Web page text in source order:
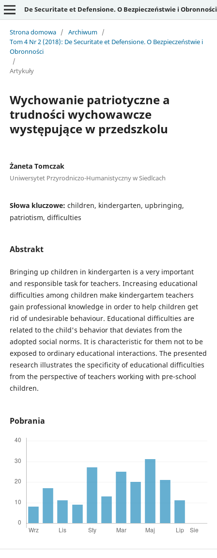
De Securitate et Defensione. O Bezpieczeństwie i Obronności
Strona domowa / Archiwum /
Tom 4 Nr 2 (2018): De Securitate et Defensione. O Bezpieczeństwie i
Obronności
/
Artykuły
Wychowanie patriotyczne a
trudności wychowawcze
występujące w przedszkolu
Żaneta Tomczak
Uniwersytet Przyrodniczo-Humanistyczny w Siedlcach
Słowa kluczowe: children, kindergarten, upbringing,
patriotism, difficulties
Abstrakt
Bringing up children in kindergarten is a very important
and responsible task for teachers. Increasing educational
difficulties among children make kindergartem teachers
gain professional knowledge in order to help children get
rid of undesirable behaviour. Educational difficulties are
related to the child's behavior that deviates from the
adopted social norms. It is characteristic for them not to be
exposed to ordinary educational interactions. The presented
research illustrates the specificity of educational difficulties
from the perspective of teachers working with pre-school
children.
Pobrania